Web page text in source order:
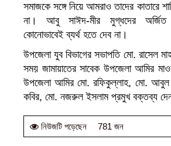
সমাজকে সঙ্গে নিয়ে আমরাও তাদের কাতারে
না। আবু সাঈদ-মীর মুগ্ধদের অর্জিত
কোনোভাবেই ব্যর্থ হতে দেব না।
উপজেলা যুব বিভাগের সভাপতি মো. রাসেল
সময় জামায়াতের সাবেক উপজেলা আমির
উপজেলা আমির মো. রফিকুল্লাহ, মো. আবুল
কবির, মো. নজরুল ইসলাম প্রমুখ বক্তব্য
নিউজটি পড়েছেন 781 জন